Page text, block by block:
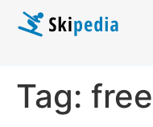
Tag: free